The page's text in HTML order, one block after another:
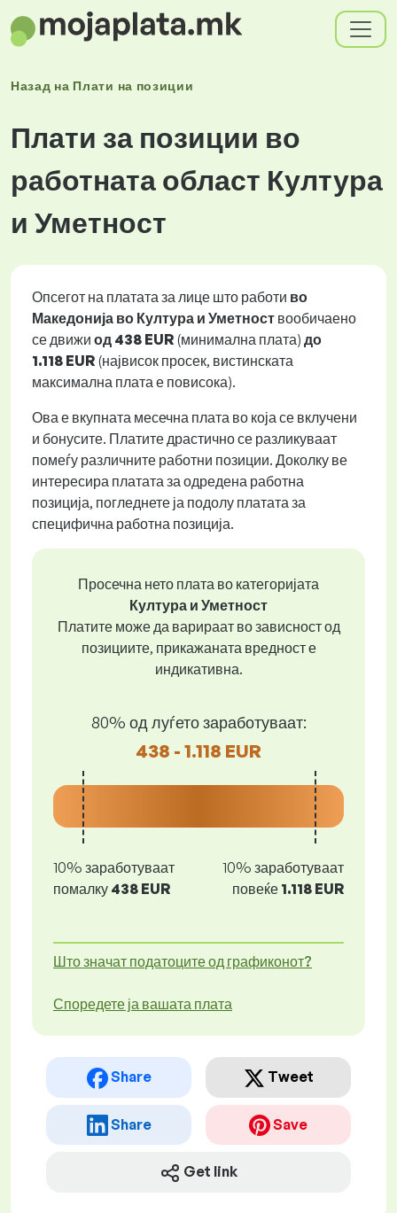
Назад на Плати на позиции
Плати за позиции во
работната област Култура
и Уметност
Опсегот на платата за лице што работи во
Македонија во Култура и Уметност вообичаено
се движи од 438 EUR (минимална плата) до
1.118 EUR (највисок просек, вистинската
максимална плата е повисока).
Ова е вкупната месечна плата во која се вклучени
и бонусите. Платите драстично се разликуваат
помеѓу различните работни позиции. Доколку ве
интересира платата за одредена работна
позиција, погледнете ја подолу платата за
специфична работна позиција.
Просечна нето плата во категоријата
Култура и Уметност
Платите може да варираат во зависност од
позициите, прикажаната вредност е
индикативна.
80% од луѓето заработуваат:
438 - 1.118 EUR
10% заработуваат
помалку 438 EUR
10% заработуваат
повеќе 1.118 EUR
Што значат податоците од графиконот?
Споредете ја вашата плата
Share Tweet
Share Save
Get link